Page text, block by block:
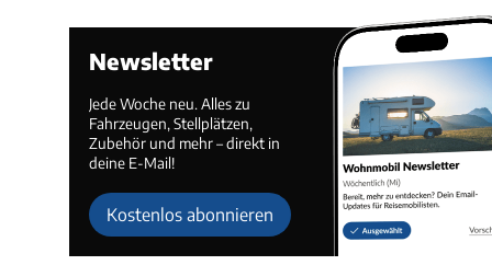
Newsletter
Jede Woche neu. Alles zu
Fahrzeugen, Stellplätzen,
Zubehör und mehr – direkt in
deine E-Mail!
Kostenlos abonnieren